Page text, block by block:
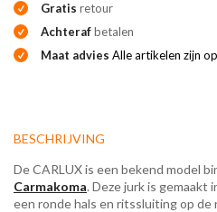
Gratis retour
Achterafbetalen
Maat advies Alle artikelen zijn
BESCHRIJVING
De CARLUX is een bekend model
Carmakoma. Deze jurk is gemaakt
een ronde hals en ritssluiting op de